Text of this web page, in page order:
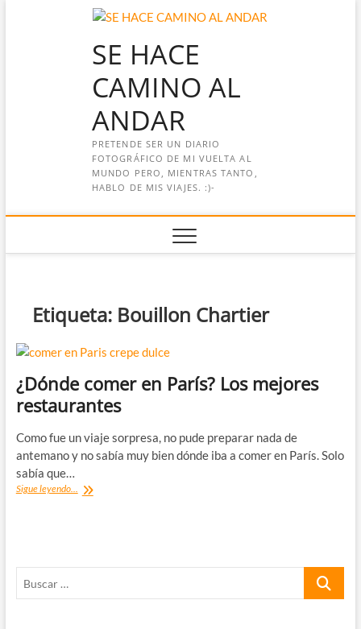
SE HACE
CAMINO AL
ANDAR
PRETENDE SER UN DIARIO
FOTOGRÁFICO DE MI VUELTA AL
MUNDO PERO, MIENTRAS TANTO,
HABLO DE MIS VIAJES. :)-
Etiqueta: Bouillon Chartier
¿Dónde comer en París? Los mejores
restaurantes
Como fue un viaje sorpresa, no pude preparar nada de
antemano y no sabía muy bien dónde iba a comer en París. Solo
sabía que…
Sigue leyendo... ¿Dónde
Buscar